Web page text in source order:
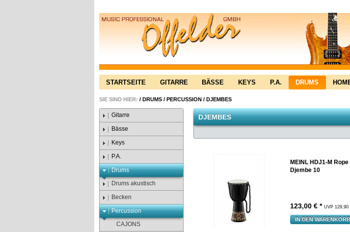
STARTSEITE GITARRE BÄSSE KEYS P.A. DRUMS
SIE SIND HIER: / DRUMS / PERCUSSION / DJEMBES
Gitarre
Bässe
Keys
P.A.
Drums
Drums akustisch
Becken
Percussion
CAJONS
DJEMBES
MEINL HDJ1-M Rope
Djembe 10
123,00 € * UVP 129,90
IN DEN WARENKORB